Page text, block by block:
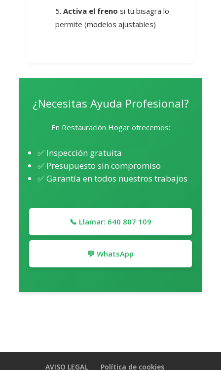
Activa el freno si tu bisagra lo
permite (modelos ajustables)
¿Necesitas Ayuda Profesional?
En Restauración Hogar ofrecemos:
✅ Inspección gratuita
✅ Presupuesto sin compromiso
✅ Garantía en todos nuestros trabajos
📞 Llamar: 640 807 109
💬 WhatsApp
AVISO LEGAL Política de cookies